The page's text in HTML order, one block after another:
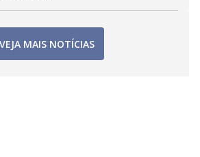
VEJA MAIS NOTÍCIAS